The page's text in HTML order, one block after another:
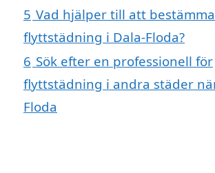
5 Vad hjälper till att
flyttstädning i Dala-Floda?
6 Sök efter en professionell för
flyttstädning i andra städer
Floda